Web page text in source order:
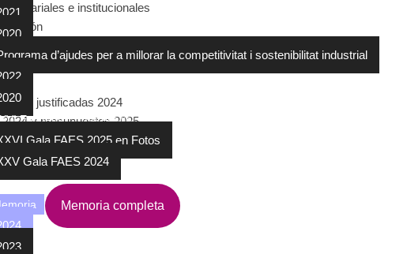
d’ajudes per a millorar la competitivitat i sostenibilitat industrial
Encuentro Empresarial – Premios FAES 2025
Gala FAES 2025 en Fotos
Gala FAES 2024
e institucionales
Premios FAES 2024
y justificadas 2024
y presupuestos 2025
que integran FAES
Memoria completa